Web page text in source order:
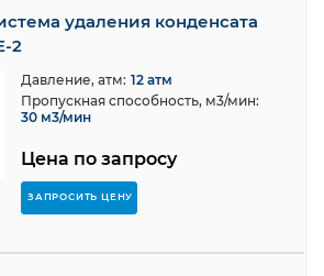
удаления конденсата
2
Цена по запросу
ЗАПРОСИТЬ ЦЕНУ
Давление, атм: 12 атм
Пропускная способность, м3/мин:
30 м3/мин